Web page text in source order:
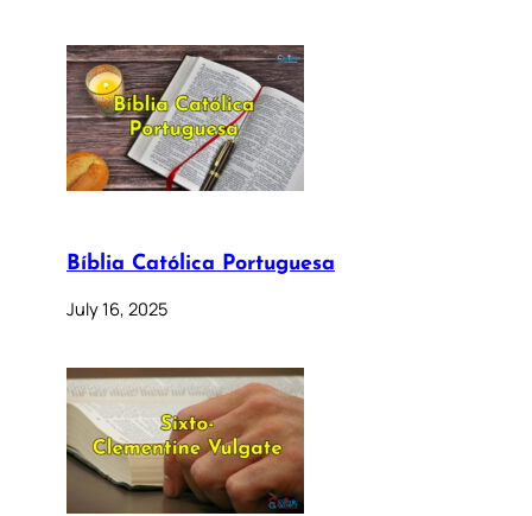
Bíblia Católica Portuguesa
July 16, 2025